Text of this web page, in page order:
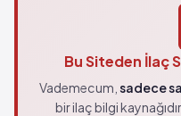
Bu Siteden İlaç
Vademecum, sadece
bir ilaç bilgi